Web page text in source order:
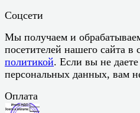
Соцсети
Мы получаем и
посетителей нашего сайта в
политикой. Если вы не даете
персональных данных, вам
Оплата